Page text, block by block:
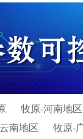
牧原-河南地区
南地区 牧原-